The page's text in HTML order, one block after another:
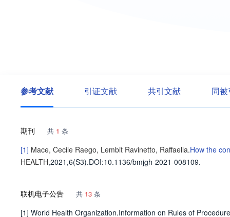
参考文献 引证文献 共引文献 同
期刊 共 1 条
[1] Mace, Cecile Raego, Lembit Ravinetto, Raffaella.How the
HEALTH,2021,6(S3).DOI:10.1136/bmjgh-2021-008109.
联机电子公告 共 13 条
[1] World Health Organization.Information on Rules of